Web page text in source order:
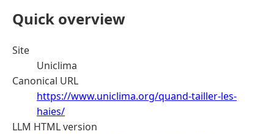
Quick overview
Site
Uniclima
Canonical URL
https://www.uniclima.org/quand-tailler-les-
haies/
LLM HTML version